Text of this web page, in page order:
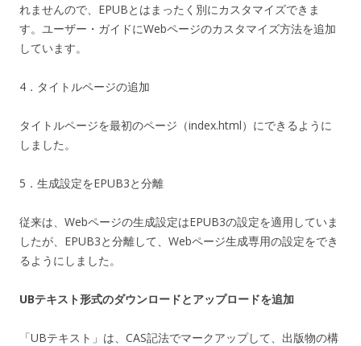
れませんので、EPUBとはまったく別にカスタマイズできま
す。ユーザー・ガイドにWebページのカスタマイズ方法を追加
しています。
4．タイトルページの追加
タイトルページを最初のページ（index.html）にできるように
しました。
5．生成設定をEPUB3と分離
従来は、Webページの生成設定はEPUB3の設定を適用していま
したが、EPUB3と分離して、Webページ生成専用の設定をでき
るようにしました。
UBテキスト形式のダウンロードとアップロードを追加
「UBテキスト」は、CAS記法でマークアップして、出版物の構